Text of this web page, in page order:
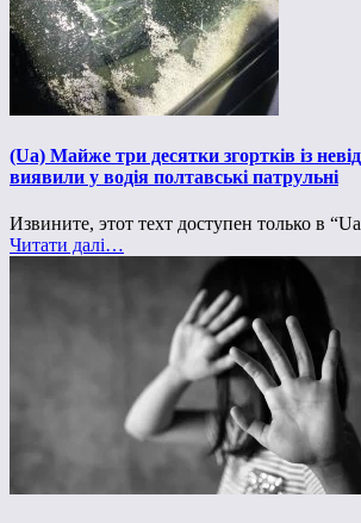
(Ua) Майже три десятки згортків із
виявили у водія полтавські патрульні
Извините, этот техт доступен только в
Читати далі…